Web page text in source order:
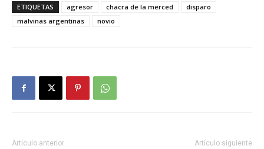
ETIQUETAS agresor chacra de la merced
disparo
malvinas argentinas
novio
Artículo anterior Artículo siguiente